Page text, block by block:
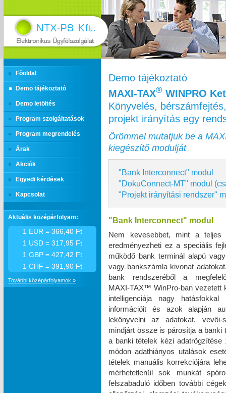
Főoldal
Demo tájékoztató
Demo letöltés
Program szolgáltatások
Program megrendelés
Árak
Akciók
Egyedi kérdések
Kapcsolat
Demo tájékoztató
MAXI‑TAX® WINPRO
Könyvelés,
projekt irányítás egy
Örömmel mutatjuk be a
kiegészítő modulját
"Bank Interconnect" modul
"DokuConnect-MT" modul
"Projekt irányítási rendszer"
"Bank Interconnect" modul
Nem kevesebbet, mint a teljes
eredményezheti ez a speciális
működő bank terminál alapú
vagy bankszámla kivonat
bank rendszeréből a
MAXI‑TAX™ WinPro-ban vezetett
intelligenciája nagy
információit és azok alapján
lekönyvelni az adatokat, vevői-
mindjárt össze is párosítja a
a banki tételek kézi
módon adathiányos utalások
tételek manuális korrekciójára
mérhetetlenül sok munkát
felszabaduló időben további
Aktuális középárfolyam:
1 EUR = 366,40 Ft
1 USD = 317,95 Ft
1 GBP = 427,42 Ft
1 CHF = 391,90 Ft
További középárfolyamok »